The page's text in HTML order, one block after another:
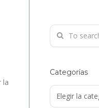
la
Categorías
Categorías